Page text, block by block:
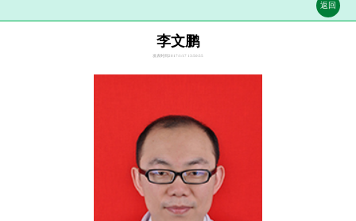
返回
李文鹏
发表时间2017/1/17 13:50:55